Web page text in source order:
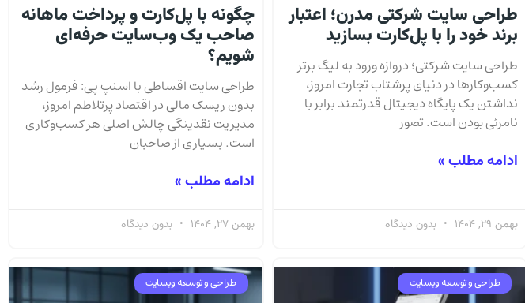
طراحی سایت شرکتی مدرن؛ اعتبار
برند خود را با پل‌کارت بسازید
طراحی سایت شرکتی؛ دروازه ورود به لیگ برتر
کسب‌وکارها در دنیای پرشتاب تجارت امروز،
نداشتن یک پایگاه دیجیتال قدرتمند برابر با
نامرئی بودن است. تصور
ادامه مطلب »
بهمن 29, 1404 بدون دیدگاه
چگونه با پل‌کارت و پرداخت ماهانه
صاحب یک وب‌سایت حرفه‌ای
شویم؟
طراحی سایت اقساطی با اسنپ پی: فرمول رشد
بدون ریسک مالی در اقتصاد پرتلاطم امروز،
مدیریت نقدینگی چالش اصلی هر کسب‌وکاری
است. بسیاری از صاحبان
ادامه مطلب »
بهمن 27, 1404 بدون دیدگاه
طراحی و توسعه وبسایت طراحی و توسعه وبسایت